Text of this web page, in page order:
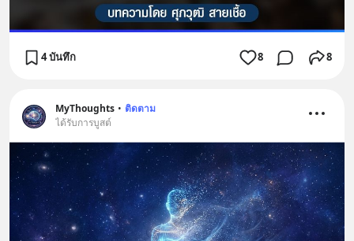
4 บันทึก 8 8
MyThoughts • ติดตาม
ได้รับการบูสต์